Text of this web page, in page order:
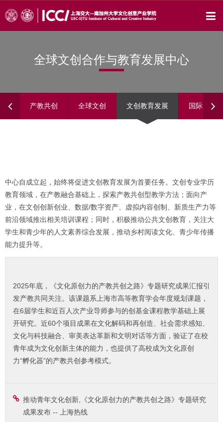
全球文创合作与教育发展中心
产教共创 全球文创 文创教育发展 国际策展
中心自成立起，始终将促进文创教育发展为首要任务。文创专业学历
教育领域，在产教融合基础上，探索产教共创型教学方法；面向产
业，在文创创新创业、数据/数字资产、虚拟内容创制、新质生产力等
前沿领域推出相关培训课程；同时，积极推动公共文创教育，关注大
学生和青少年的人文素养综合发展，推动乡村阅读文化、青少年传播
能力提升等。
2025年底，《文化原创力的产教共创之路》专题研究成果汇报引
发产教共同关注。该课题系上海市高等教育学会年度规划课题，
在6届学生和近百人次产业导师参与的创基金课程教学基础上展
开研究。近60个项目成果在文化解码和再创造、社会需求感知、
文化与科技融合、审美表达革新和文明对话等方面，验证了在校
青年成为文化创新主体的能力，也提供了高校成为文化原创
力“孵化器”的产教共创参考模式。
推动青年文化创新,《文化原创力的产教共创之路》专题研究
成果发布 -- 上海热线